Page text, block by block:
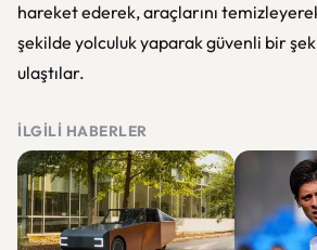
hareket ederek, araçlarını
şekilde yolculuk yaparak güvenli bir
ulaştılar.
İLGILI HABERLER